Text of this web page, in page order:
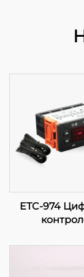
ETC-974